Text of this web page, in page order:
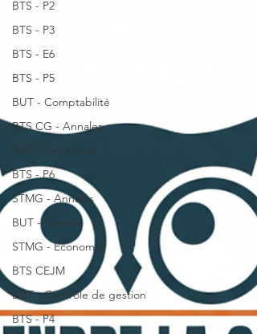
BTS - P2
BTS - P3
BTS - E6
BTS - P5
BUT - Comptabilité
BTS CG - Annales
BUT - Droit fiscal
BTS - P6
STMG - Annales
BUT - Finance
STMG - Economie
BTS CEJM
BUT - Contrôle de gestion
BTS - P4